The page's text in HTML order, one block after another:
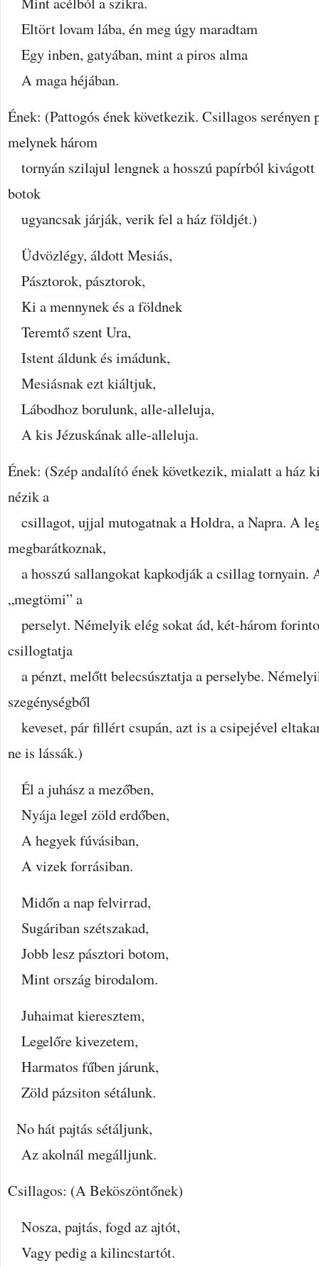
Eltört lovam lába, én meg úgy maradtam
Egy inben, gatyában, mint a piros alma
A maga héjában.
Ének: (Pattogós ének következik. Csillagos
melynek három
tornyán szilajul lengnek a hosszú papírból
botok
ugyancsak járják, verik fel a ház földjét.)
Üdvözlégy, áldott Mesiás,
Pásztorok, pásztorok,
Ki a mennynek és a földnek
Teremtő szent Ura,
Istent áldunk és imádunk,
Mesiásnak ezt kiáltjuk,
Lábodhoz borulunk, alle-alleluja,
A kis Jézuskának alle-alleluja.
Ének: (Szép andalító ének következik, mialatt a ház
nézik a
csillagot, ujjal mutogatnak a Holdra, a Napra. A
megbarátkoznak,
a hosszú sallangokat kapkodják a csillag tornyain.
„megtömi” a
perselyt. Némelyik elég sokat ád, két-három
csillogtatja
a pénzt, melőtt belecsúsztatja a perselybe.
szegénységből
keveset, pár fillért csupán, azt is a csipejével
ne is lássák.)
Él a juhász a mezőben,
Nyája legel zöld erdőben,
A hegyek fúvásiban,
A vizek forrásiban.
Midőn a nap felvirrad,
Sugáriban szétszakad,
Jobb lesz pásztori botom,
Mint ország birodalom.
Juhaimat kieresztem,
Legelőre kivezetem,
Harmatos fűben járunk,
Zöld pázsiton sétálunk.
No hát pajtás sétáljunk,
Az akolnál megálljunk.
Csillagos: (A Beköszöntőnek)
Nosza, pajtás, fogd az ajtót,
Vagy pedig a kilincstartót.